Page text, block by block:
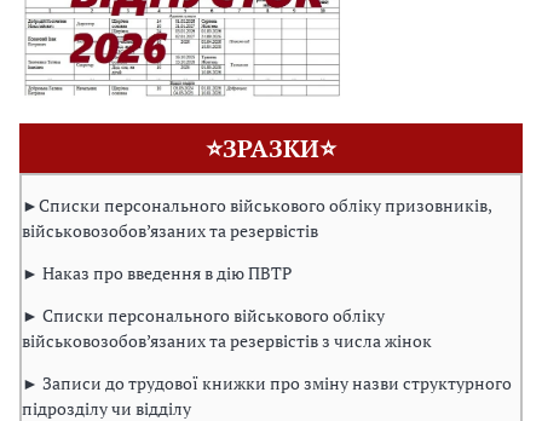
⭐ЗРАЗКИ⭐
►Списки персонального військового обліку призовників,
військовозобов’язаних та резервістів
► Наказ про введення в дію ПВТР
► Списки персонального військового обліку
військовозобов’язаних та резервістів з числа жінок
► Записи до трудової книжки про зміну назви структурного
підрозділу чи відділу